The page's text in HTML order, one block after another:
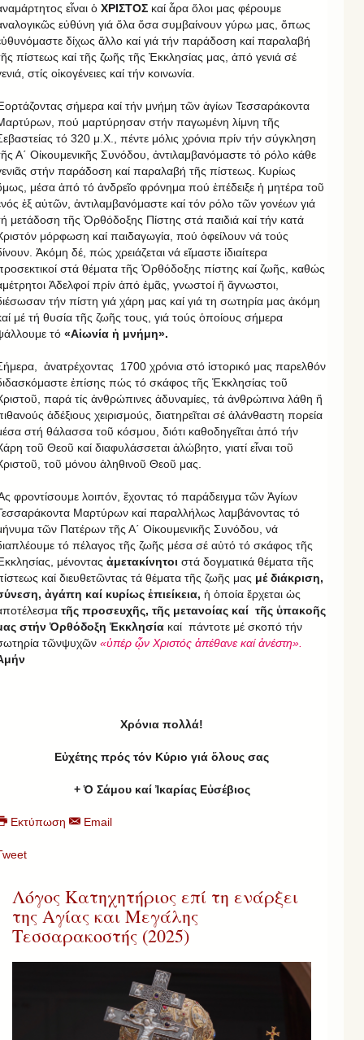
εἶναι ὁ ΧΡΙΣΤΟΣ καί ἆρα ὅλοι μας φέρουμε
εὐθύνη γιά ὅλα ὅσα συμβαίνουν γύρω μας, ὅπως
δίχως ἄλλο καί γιά τήν παράδοση καί παραλαβή
πίστεως καί τῆς ζωῆς τῆς Ἐκκλησίας μας, ἀπό γενιά σέ
στίς οἰκογένειες καί τήν κοινωνία.
σήμερα καί τήν μνήμη τῶν ἁγίων Τεσσαράκοντα
πού μαρτύρησαν στήν παγωμένη λίμνη τῆς
τό 320 μ.Χ., πέντε μόλις χρόνια πρίν τήν σύγκληση
Α΄ Οἰκουμενικῆς Συνόδου, ἀντιλαμβανόμαστε τό ρόλο κάθε
στήν παράδοση καί παραλαβή τῆς πίστεως. Κυρίως
μέσα ἀπό τό ἀνδρεῖο φρόνημα πού ἐπέδειξε ἡ μητέρα τοῦ
ἐξ αὐτῶν, ἀντιλαμβανόμαστε καί τόν ρόλο τῶν γονέων γιά
μετάδοση τῆς Ὀρθόδοξης Πίστης στά παιδιά καί τήν κατά
μόρφωση καί παιδαγωγία, πού ὀφείλουν νά τούς
Ἀκόμη δέ, πώς χρειάζεται νά εἴμαστε ἰδιαίτερα
στά θέματα τῆς Ὀρθόδοξης πίστης καί ζωῆς, καθώς
Ἀδελφοί πρίν ἀπό ἐμᾶς, γνωστοί ἤ ἄγνωστοι,
τήν πίστη γιά χάρη μας καί γιά τη σωτηρία μας ἀκόμη
μέ τή θυσία τῆς ζωῆς τους, γιά τούς ὁποίους σήμερα
τό «Αἰωνία ἡ μνήμη».
ἀνατρέχοντας 1700 χρόνια στό ἱστορικό μας παρελθόν
ἐπίσης πώς τό σκάφος τῆς Ἐκκλησίας τοῦ
παρά τίς ἀνθρώπινες ἀδυναμίες, τά ἀνθρώπινα λάθη ἤ
ἀδέξιους χειρισμούς, διατηρεῖται σέ ἀλάνθαστη πορεία
στή θάλασσα τοῦ κόσμου, διότι καθοδηγεῖται ἀπό τήν
τοῦ Θεοῦ καί διαφυλάσσεται ἀλώβητο, γιατί εἶναι τοῦ
τοῦ μόνου ἀληθινοῦ Θεοῦ μας.
φροντίσουμε λοιπόν, ἔχοντας τό παράδειγμα τῶν Ἁγίων
Μαρτύρων καί παραλλήλως λαμβάνοντας τό
τῶν Πατέρων τῆς Α΄ Οἰκουμενικῆς Συνόδου, νά
τό πέλαγος τῆς ζωῆς μέσα σέ αὐτό τό σκάφος τῆς
μένοντας ἀμετακίνητοι στά δογματικά θέματα τῆς
καί διευθετῶντας τά θέματα τῆς ζωῆς μας μέ διάκριση,
ἀγάπη καί κυρίως ἐπιείκεια, ἡ ὁποία ἔρχεται ὡς
τῆς προσευχῆς, τῆς μετανοίας καί τῆς ὑπακοῆς
στήν Ὀρθόδοξη Ἐκκλησία καί πάντοτε μέ σκοπό τήν
τῶνψυχῶν «ὑπέρ ᾧν Χριστός ἀπέθανε καί ἀνέστη».
Χρόνια πολλά!
Εὐχέτης πρός τόν Κύριο γιά ὅλους σας
+ Ὁ Σάμου καί Ἰκαρίας Εὐσέβιος
Εκτύπωση Email
Λόγος Κατηχητήριος επί τη ενάρξει
της Αγίας και Μεγάλης
Τεσσαρακοστής (2025)